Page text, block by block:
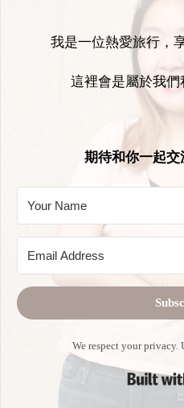
我是一位熱愛旅行，
這裡會是屬於我
期待和你一起交
We respect your privacy.